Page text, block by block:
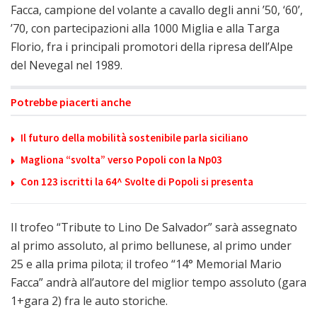
Facca, campione del volante a cavallo degli anni ’50, ‘60’,
’70, con partecipazioni alla 1000 Miglia e alla Targa
Florio, fra i principali promotori della ripresa dell’Alpe
del Nevegal nel 1989.
Potrebbe piacerti anche
Il futuro della mobilità sostenibile parla siciliano
Magliona “svolta” verso Popoli con la Np03
Con 123 iscritti la 64^ Svolte di Popoli si presenta
Il trofeo “Tribute to Lino De Salvador” sarà assegnato
al primo assoluto, al primo bellunese, al primo under
25 e alla prima pilota; il trofeo “14° Memorial Mario
Facca” andrà all’autore del miglior tempo assoluto (gara
1+gara 2) fra le auto storiche.